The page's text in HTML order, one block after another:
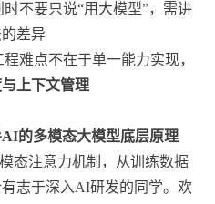
时不要只说“用大模型”，需讲
差异
难点不在于单一能力实现，
上下文管理
的多模态大模型底层原理
态注意力机制，从训练数据
志于深入AI研发的同学。欢